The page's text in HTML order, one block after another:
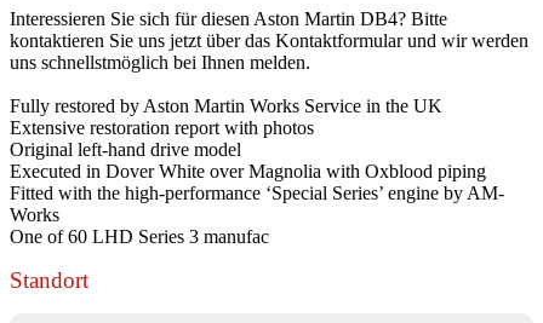
Interessieren Sie sich für diesen Aston Martin DB4? Bitte
kontaktieren Sie uns jetzt über das Kontaktformular und wir werden
uns schnellstmöglich bei Ihnen melden.
Fully restored by Aston Martin Works Service in the UK
Extensive restoration report with photos
Original left-hand drive model
Executed in Dover White over Magnolia with Oxblood piping
Fitted with the high-performance ‘Special Series’ engine by AM-
Works
One of 60 LHD Series 3 manufac
Standort